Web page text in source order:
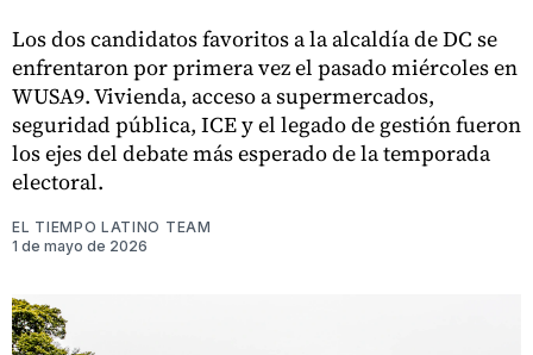
Los dos candidatos favoritos a la alcaldía de DC se
enfrentaron por primera vez el pasado miércoles en
WUSA9. Vivienda, acceso a supermercados,
seguridad pública, ICE y el legado de gestión fueron
los ejes del debate más esperado de la temporada
electoral.
EL TIEMPO LATINO TEAM
1 de mayo de 2026